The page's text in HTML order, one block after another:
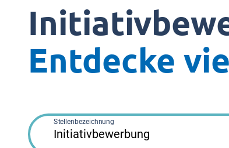
Entdecke
Stellenbezeichnung